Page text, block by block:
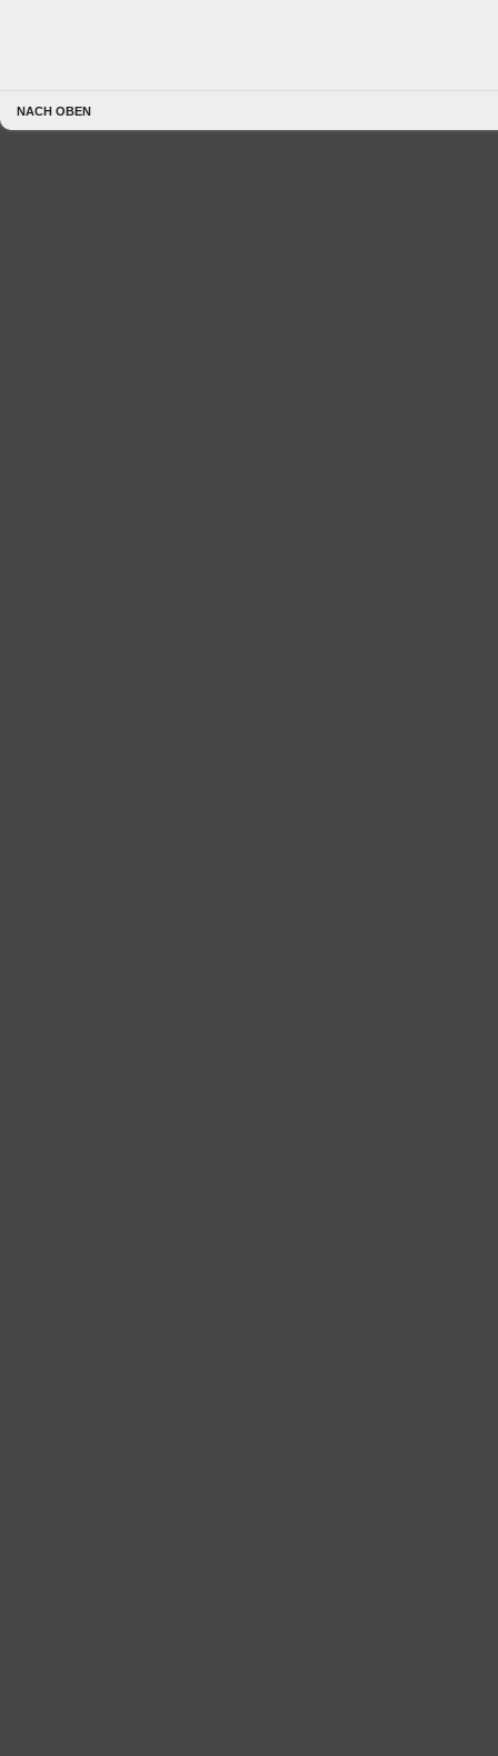
NACH OBEN